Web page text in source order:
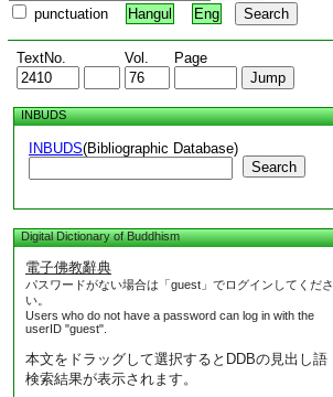
punctuation Hangul Eng
TextNo. Vol. Page
INBUDS
INBUDS(Bibliographic Database)
Search
Digital Dictionary of Buddhism
電子佛教辭典
パスワードがない場合は「guest」でログインしてくださ
い。
Users who do not have a password can log in with the
userID "guest".
本文をドラッグして選択するとDDBの見出し語
検索結果が表示されます。